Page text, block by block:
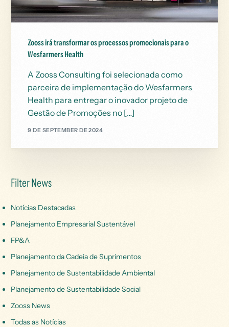
Zooss irá transformar os processos promocionais para o
Wesfarmers Health
A Zooss Consulting foi selecionada como
parceira de implementação do Wesfarmers
Health para entregar o inovador projeto de
Gestão de Promoções no […]
9 DE SEPTEMBER DE 2024
Filter News
Notícias Destacadas
Planejamento Empresarial Sustentável
FP&A
Planejamento da Cadeia de Suprimentos
Planejamento de Sustentabilidade Ambiental
Planejamento de Sustentabilidade Social
Zooss News
Todas as Notícias